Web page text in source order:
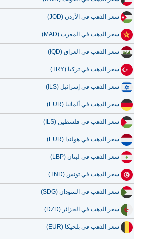
سعر الذهب في الأردن (JOD)
سعر الذهب في المغرب (MAD)
سعر الذهب في العراق (IQD)
سعر الذهب في تركيا (TRY)
سعر الذهب في إسرائيل (ILS)
سعر الذهب في ألمانيا (EUR)
سعر الذهب في فلسطين (ILS)
سعر الذهب في هولندا (EUR)
سعر الذهب في لبنان (LBP)
سعر الذهب في تونس (TND)
سعر الذهب في السودان (SDG)
سعر الذهب في الجزائر (DZD)
سعر الذهب في بلجيكا (EUR)